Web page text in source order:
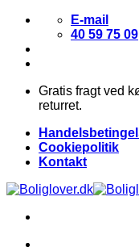
Fortsæt
indhold
E-mail
40 59 75 09
Gratis fragt ved
returret.
Cookiepolitik
Kontakt